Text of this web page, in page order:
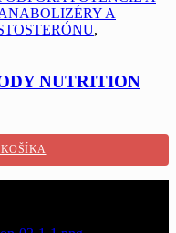
A
,
NUTRITION